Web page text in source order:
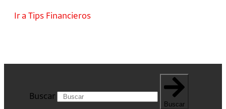
Ir a Tips Financieros
Buscar
Buscar